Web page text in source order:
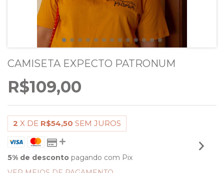
CAMISETA EXPECTO PATRONUM
R$109,00
2 X DE R$54,50 SEM JUROS
5% de desconto pagando com Pix